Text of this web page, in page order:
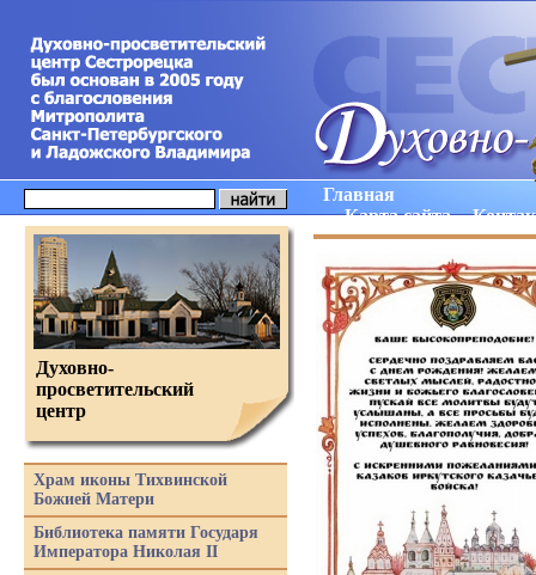
Главная
Карта сайта
Духовно-
просветительский
центр
Храм иконы Тихвинской
Божией Матери
Библиотека памяти Государя
Императора Николая II